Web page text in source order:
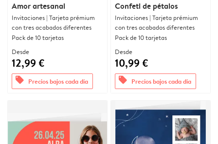
Amor artesanal
Invitaciones | Tarjeta prémium
con tres acabados diferentes
Pack de 10 tarjetas
Desde
12,99 €
offers Precios bajos cada día
Confeti de pétalos
Invitaciones | Tarjeta prémium
con tres acabados diferentes
Pack de 10 tarjetas
Desde
10,99 €
offers Precios bajos cada día